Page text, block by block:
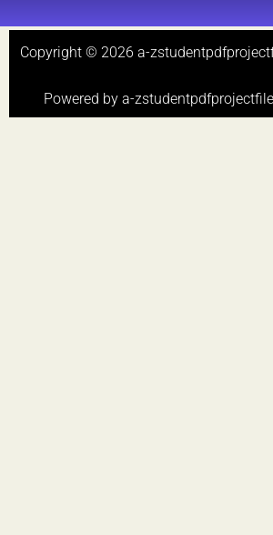
Copyright © 2026 a-
Powered by a-